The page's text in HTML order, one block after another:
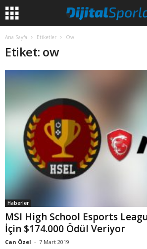
Ana Sayfa Etiketler Ow
Etiket: ow
Haberler
MSI High School Esports
İçin $174.000 Ödül Veriyor
Can Özel - 7 Mart 2019